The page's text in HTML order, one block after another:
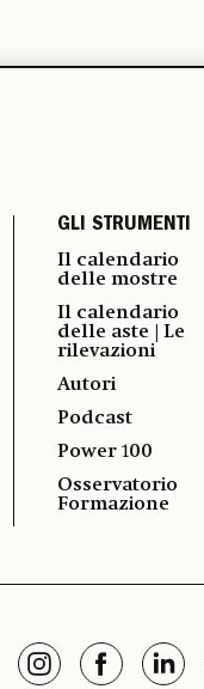
GLI STRUMENTI
Il calendario
delle mostre
Il calendario
delle aste | Le
rilevazioni
Autori
Podcast
Power 100
Osservatorio
Formazione